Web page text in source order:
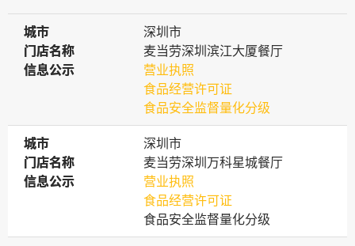
城市
城市
深圳市
门店名称
门店名称
麦当劳深圳滨江大厦餐厅
信息公示
信息公示
营业执照
食品经营许可证
食品安全监督量化分级
城市
城市
深圳市
门店名称
门店名称
麦当劳深圳万科星城餐厅
信息公示
信息公示
营业执照
食品经营许可证
食品安全监督量化分级